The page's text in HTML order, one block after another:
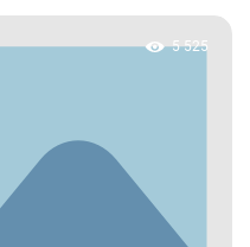
5 525